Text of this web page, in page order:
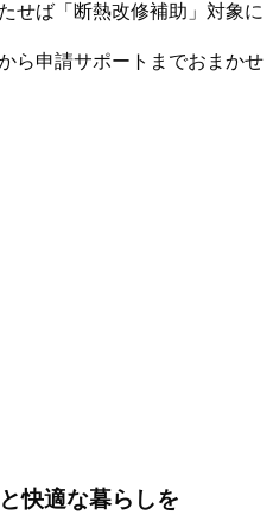
せば「断熱改修補助」対象に
ら申請サポートまでおまかせ
快適な暮らしを